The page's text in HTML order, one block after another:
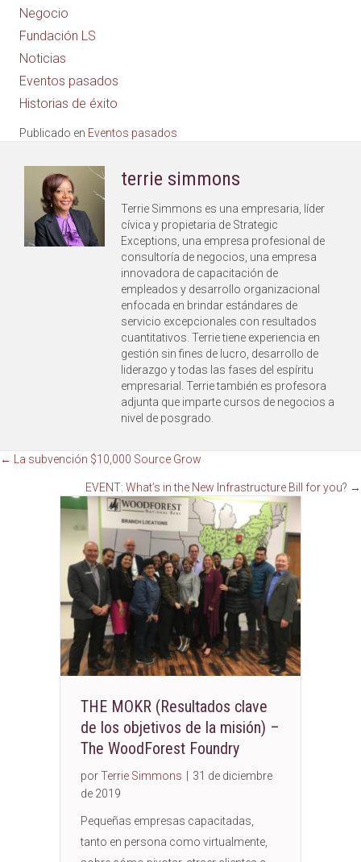
Negocio
Fundación LS
Noticias
Eventos pasados
Historias de éxito
Publicado en Eventos pasados
terrie simmons
Terrie Simmons es una empresaria, líder
cívica y propietaria de Strategic
Exceptions, una empresa profesional de
consultoría de negocios, una empresa
innovadora de capacitación de
empleados y desarrollo organizacional
enfocada en brindar estándares de
servicio excepcionales con resultados
cuantitativos. Terrie tiene experiencia en
gestión sin fines de lucro, desarrollo de
liderazgo y todas las fases del espíritu
empresarial. Terrie también es profesora
adjunta que imparte cursos de negocios a
nivel de posgrado.
Navegación
publicaciones
← La subvención $10,000 Source Grow
EVENT: What’s in the New Infrastructure Bill for you? →
THE MOKR (Resultados clave
de los objetivos de la misión) –
The WoodForest Foundry
porTerrie Simmons
31 de diciembre
de 2019
Pequeñas empresas capacitadas,
tanto en persona como virtualmente,